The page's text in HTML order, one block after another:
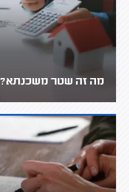
מה זה שטר משכנתא?